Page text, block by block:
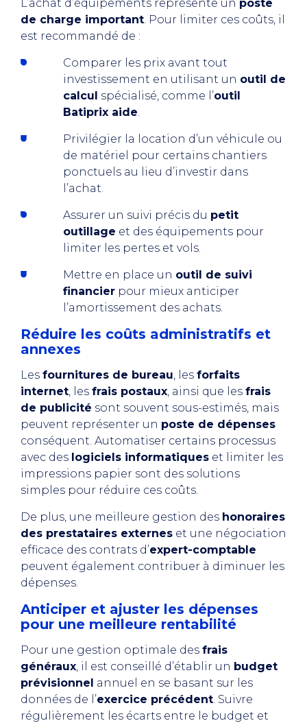
L’achat d’équipements représente un poste
de charge important. Pour limiter ces coûts, il
est recommandé de :
Comparer les prix avant tout
investissement en utilisant un outil de
calcul spécialisé, comme l’outil
Batiprix aide.
Privilégier la location d’un véhicule ou
de matériel pour certains chantiers
ponctuels au lieu d’investir dans
l’achat.
Assurer un suivi précis du petit
outillage et des équipements pour
limiter les pertes et vols.
Mettre en place un outil de suivi
financier pour mieux anticiper
l’amortissement des achats.
Réduire les coûts administratifs et
annexes
Les fournitures de bureau, les forfaits
internet, les frais postaux, ainsi que les frais
de publicité sont souvent sous-estimés, mais
peuvent représenter un poste de dépenses
conséquent. Automatiser certains processus
avec des logiciels informatiques et limiter les
impressions papier sont des solutions
simples pour réduire ces coûts.
De plus, une meilleure gestion des honoraires
des prestataires externes et une négociation
efficace des contrats d’expert-comptable
peuvent également contribuer à diminuer les
dépenses.
Anticiper et ajuster les dépenses
pour une meilleure rentabilité
Pour une gestion optimale des frais
généraux, il est conseillé d’établir un budget
prévisionnel annuel en se basant sur les
données de l’exercice précédent. Suivre
régulièrement les écarts entre le budget et